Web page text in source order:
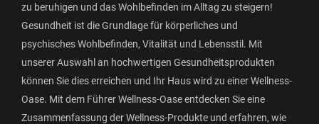
zu beruhigen und das Wohlbefinden im Alltag zu steigern!
Gesundheit ist die Grundlage für körperliches und
psychisches Wohlbefinden, Vitalität und Lebensstil. Mit
unserer Auswahl an hochwertigen Gesundheitsprodukten
können Sie dies erreichen und Ihr Haus wird zu einer Wellness-
Oase. Mit dem Führer Wellness-Oase entdecken Sie eine
Zusammenfassung der Wellness-Produkte und erfahren, wie